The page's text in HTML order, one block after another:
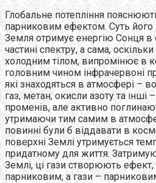
Глобальне потепління
парниковим ефектом. Суть його
Земля отримує енергію Сонця
частині спектру, а сама,
холодним тілом, випромінює в
головним чином інфрачервоні
які знаходяться в атмосфері –
газ, метан, окисли азоту та
променів, але активно
утримаючи тим самим в
повинні були б віддавати в
поверхні Землі утримується
придатному для життя.
Землі, ці гази створюють ефект,
парниковим, а гази –